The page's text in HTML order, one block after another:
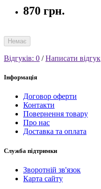
870 грн.
Немає
Відгуків: 0 /Написати відгук
Інформація
Договор оферти
Контакти
Повернення товару
Про нас
Доставка та оплата
Служба підтримки
Зворотній зв'язок
Карта сайту